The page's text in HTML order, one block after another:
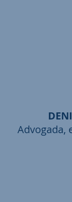
Advogada,